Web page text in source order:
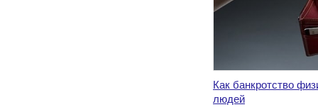
Как банкротство
людей